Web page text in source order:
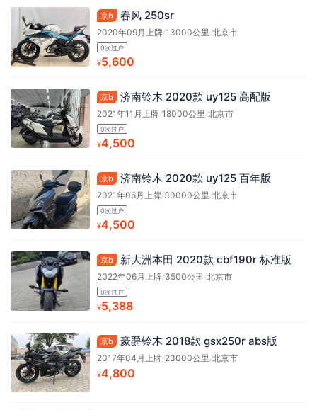
京b 春风 250sr
2020年09月上牌/13000公里 /北京市
0次过户
¥5,600
京b 济南铃木 2020款 uy125 高配版
2021年11月上牌/18000公里 /北京市
0次过户
¥4,500
京b 济南铃木 2020款 uy125 百年版
2021年06月上牌/30000公里 /北京市
0次过户
¥4,500
京b 新大洲本田 2020款 cbf190r 标准版
2022年06月上牌/3500公里 /北京市
0次过户
¥5,388
京b 豪爵铃木 2018款 gsx250r abs版
2017年04月上牌/23000公里 /北京市
¥4,800